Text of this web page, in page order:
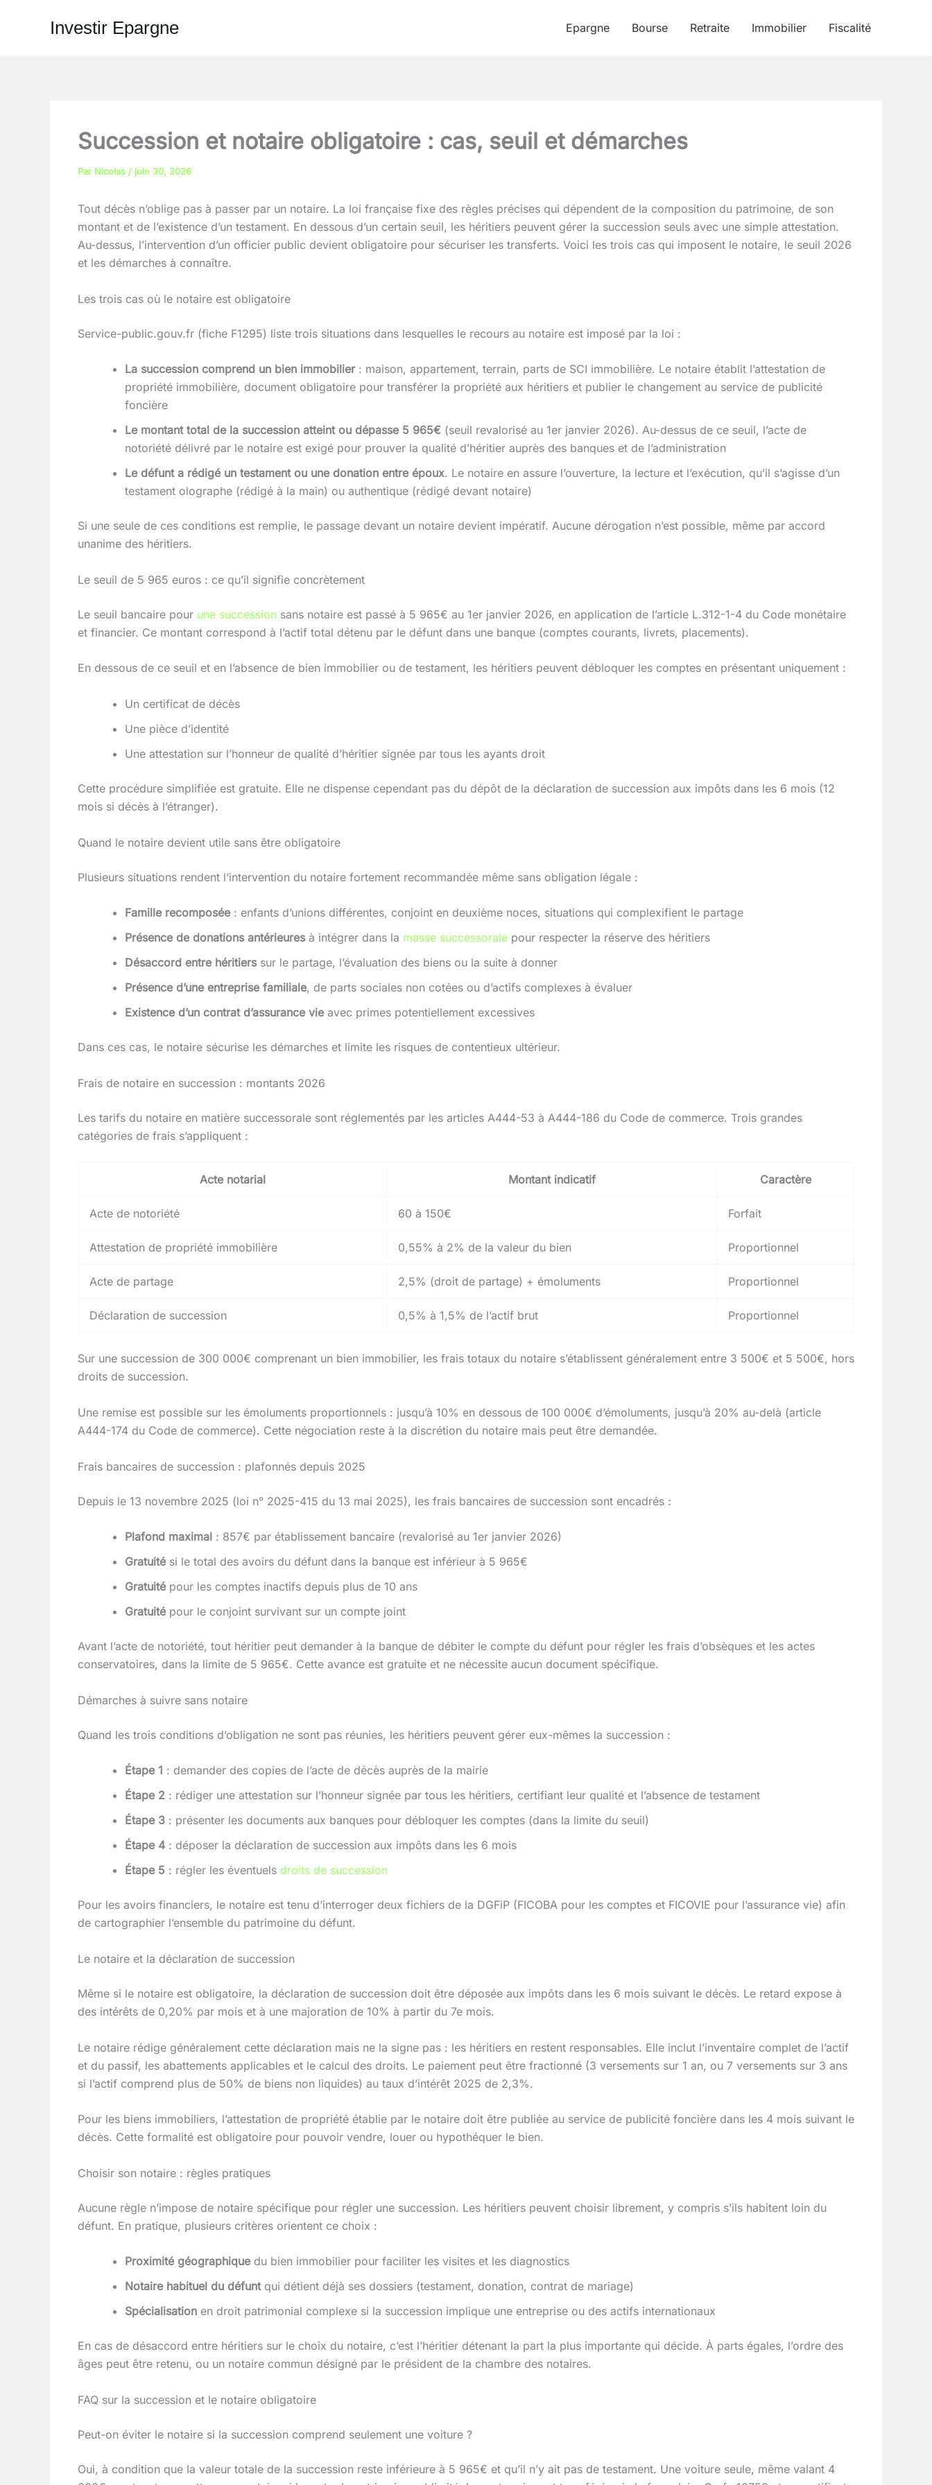
Investir Epargne Epargne Bourse Retraite Immobilier Fiscalité
Succession et notaire obligatoire : cas, seuil et démarches
Par Nicolas / juin 30, 2026
Tout décès n’oblige pas à passer par un notaire. La loi française fixe des règles précises qui dépendent de la composition du patrimoine, de son
montant et de l’existence d’un testament. En dessous d’un certain seuil, les héritiers peuvent gérer la succession seuls avec une simple attestation.
Au-dessus, l’intervention d’un officier public devient obligatoire pour sécuriser les transferts. Voici les trois cas qui imposent le notaire, le seuil 2026
et les démarches à connaître.
Les trois cas où le notaire est obligatoire
Service-public.gouv.fr (fiche F1295) liste trois situations dans lesquelles le recours au notaire est imposé par la loi :
La succession comprend un bien immobilier: maison, appartement, terrain, parts de SCI immobilière. Le notaire établit l’attestation de
propriété immobilière, document obligatoire pour transférer la propriété aux héritiers et publier le changement au service de publicité
foncière
Le montant total de la succession atteint ou dépasse 5 965€ (seuil revalorisé au 1er janvier 2026). Au-dessus de ce seuil, l’acte de
notoriété délivré par le notaire est exigé pour prouver la qualité d’héritier auprès des banques et de l’administration
Le défunt a rédigé un testament ou une donation entre époux. Le notaire en assure l’ouverture, la lecture et l’exécution, qu’il s’agisse d’un
testament olographe (rédigé à la main) ou authentique (rédigé devant notaire)
Si une seule de ces conditions est remplie, le passage devant un notaire devient impératif. Aucune dérogation n’est possible, même par accord
unanime des héritiers.
Le seuil de 5 965 euros : ce qu’il signifie concrètement
Le seuil bancaire pour une succession sans notaire est passé à 5 965€ au 1er janvier 2026, en application de l’article L.312-1-4 du Code monétaire
et financier. Ce montant correspond à l’actif total détenu par le défunt dans une banque (comptes courants, livrets, placements).
En dessous de ce seuil et en l’absence de bien immobilier ou de testament, les héritiers peuvent débloquer les comptes en présentant uniquement :
Un certificat de décès
Une pièce d’identité
Une attestation sur l’honneur de qualité d’héritier signée par tous les ayants droit
Cette procédure simplifiée est gratuite. Elle ne dispense cependant pas du dépôt de la déclaration de succession aux impôts dans les 6 mois (12
mois si décès à l’étranger).
Quand le notaire devient utile sans être obligatoire
Plusieurs situations rendent l’intervention du notaire fortement recommandée même sans obligation légale :
Famille recomposée: enfants d’unions différentes, conjoint en deuxième noces, situations qui complexifient le partage
Présence de donations antérieuresà intégrer dans la masse successorale pour respecter la réserve des héritiers
Désaccord entre héritierssur le partage, l’évaluation des biens ou la suite à donner
Présence d’une entreprise familiale, de parts sociales non cotées ou d’actifs complexes à évaluer
Existence d’un contrat d’assurance vieavec primes potentiellement excessives
Dans ces cas, le notaire sécurise les démarches et limite les risques de contentieux ultérieur.
Frais de notaire en succession : montants 2026
Les tarifs du notaire en matière successorale sont réglementés par les articles A444-53 à A444-186 du Code de commerce. Trois grandes
catégories de frais s’appliquent :
Acte notarial Montant indicatif Caractère
Acte de notoriété 60 à 150€ Forfait
Attestation de propriété immobilière 0,55% à 2% de la valeur du bien Proportionnel
Acte de partage 2,5% (droit de partage) + émoluments Proportionnel
Déclaration de succession 0,5% à 1,5% de l’actif brut Proportionnel
Sur une succession de 300 000€ comprenant un bien immobilier, les frais totaux du notaire s’établissent généralement entre 3 500€ et 5 500€, hors
droits de succession.
Une remise est possible sur les émoluments proportionnels : jusqu’à 10% en dessous de 100 000€ d’émoluments, jusqu’à 20% au-delà (article
A444-174 du Code de commerce). Cette négociation reste à la discrétion du notaire mais peut être demandée.
Frais bancaires de succession : plafonnés depuis 2025
Depuis le 13 novembre 2025 (loi n° 2025-415 du 13 mai 2025), les frais bancaires de succession sont encadrés :
Plafond maximal : 857€ par établissement bancaire (revalorisé au 1er janvier 2026)
Gratuitési le total des avoirs du défunt dans la banque est inférieur à 5 965€
Gratuitépour les comptes inactifs depuis plus de 10 ans
Gratuitépour le conjoint survivant sur un compte joint
Avant l’acte de notoriété, tout héritier peut demander à la banque de débiter le compte du défunt pour régler les frais d’obsèques et les actes
conservatoires, dans la limite de 5 965€. Cette avance est gratuite et ne nécessite aucun document spécifique.
Démarches à suivre sans notaire
Quand les trois conditions d’obligation ne sont pas réunies, les héritiers peuvent gérer eux-mêmes la succession :
Étape 1 : demander des copies de l’acte de décès auprès de la mairie
Étape 2 : rédiger une attestation sur l’honneur signée par tous les héritiers, certifiant leur qualité et l’absence de testament
Étape 3 : présenter les documents aux banques pour débloquer les comptes (dans la limite du seuil)
Étape 4 : déposer la déclaration de succession aux impôts dans les 6 mois
Étape 5 : régler les éventuels droits de succession
Pour les avoirs financiers, le notaire est tenu d’interroger deux fichiers de la DGFiP (FICOBA pour les comptes et FICOVIE pour l’assurance vie) afin
de cartographier l’ensemble du patrimoine du défunt.
Le notaire et la déclaration de succession
Même si le notaire est obligatoire, la déclaration de succession doit être déposée aux impôts dans les 6 mois suivant le décès. Le retard expose à
des intérêts de 0,20% par mois et à une majoration de 10% à partir du 7e mois.
Le notaire rédige généralement cette déclaration mais ne la signe pas : les héritiers en restent responsables. Elle inclut l’inventaire complet de l’actif
et du passif, les abattements applicables et le calcul des droits. Le paiement peut être fractionné (3 versements sur 1 an, ou 7 versements sur 3 ans
si l’actif comprend plus de 50% de biens non liquides) au taux d’intérêt 2025 de 2,3%.
Pour les biens immobiliers, l’attestation de propriété établie par le notaire doit être publiée au service de publicité foncière dans les 4 mois suivant le
décès. Cette formalité est obligatoire pour pouvoir vendre, louer ou hypothéquer le bien.
Choisir son notaire : règles pratiques
Aucune règle n’impose de notaire spécifique pour régler une succession. Les héritiers peuvent choisir librement, y compris s’ils habitent loin du
défunt. En pratique, plusieurs critères orientent ce choix :
Proximité géographiquedu bien immobilier pour faciliter les visites et les diagnostics
Notaire habituel du défuntqui détient déjà ses dossiers (testament, donation, contrat de mariage)
Spécialisation en droit patrimonial complexe si la succession implique une entreprise ou des actifs internationaux
En cas de désaccord entre héritiers sur le choix du notaire, c’est l’héritier détenant la part la plus importante qui décide. À parts égales, l’ordre des
âges peut être retenu, ou un notaire commun désigné par le président de la chambre des notaires.
FAQ sur la succession et le notaire obligatoire
Peut-on éviter le notaire si la succession comprend seulement une voiture ?
Oui, à condition que la valeur totale de la succession reste inférieure à 5 965€ et qu’il n’y ait pas de testament. Une voiture seule, même valant 4